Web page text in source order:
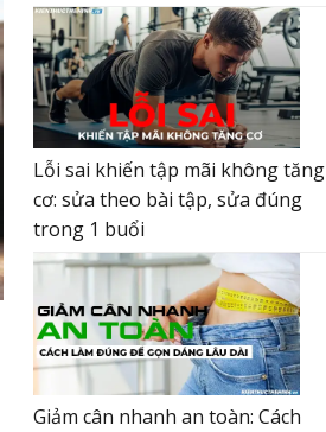
Lỗi sai khiến tập mãi không tăng
cơ: sửa theo bài tập, sửa đúng
trong 1 buổi
Giảm cân nhanh an toàn: Cách